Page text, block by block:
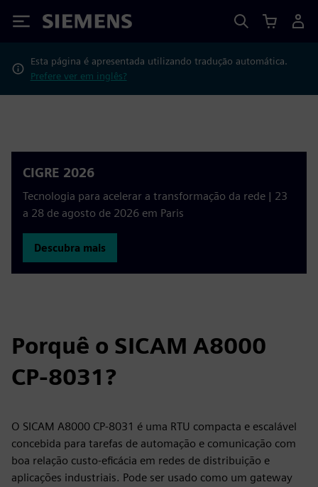
Siemens
Esta página é apresentada utilizando tradução automática.
Prefere ver em inglês?
CIGRE 2026
Tecnologia para acelerar a transformação da rede | 23
a 28 de agosto de 2026 em Paris
Descubra mais
Porquê o SICAM A8000
CP-8031?
O SICAM A8000 CP-8031 é uma RTU compacta e escalável
concebida para tarefas de automação e comunicação com
boa relação custo-eficácia em redes de distribuição e
aplicações industriais. Pode ser usado como um gateway